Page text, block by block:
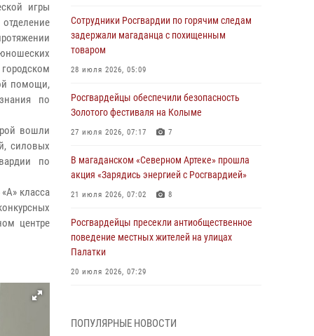
игры
помощи,
по
вошли
силовых
по
класса
центре
Сотрудники Росгвардии по горячим следам
задержали магаданца с похищенным
товаром
28 июля 2026, 05:09
Росгвардейцы обеспечили безопасность
Золотого фестиваля на Колыме
27 июля 2026, 07:17 7
В магаданском «Северном Артеке» прошла
акция «Зарядись энергией с Росгвардией»
21 июля 2026, 07:02 8
Росгвардейцы пресекли антиобщественное
поведение местных жителей на улицах
Палатки
20 июля 2026, 07:29
подшефных кадет с победой в «Зарнице 2.0»
ПОПУЛЯРНЫЕ НОВОСТИ